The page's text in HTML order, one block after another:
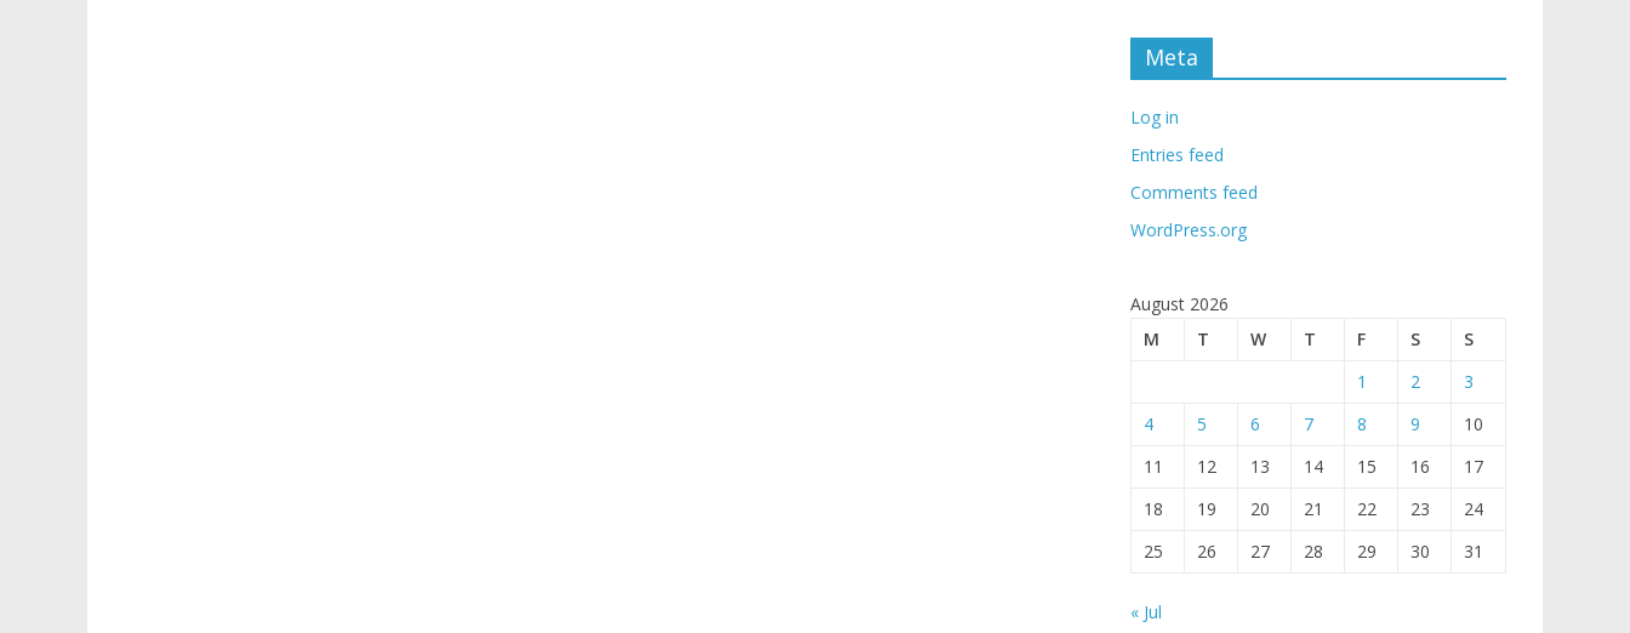
Meta
Log in
Entries feed
Comments feed
WordPress.org
August 2026
M
T W T F S
S
1
2
3
4
5 6 7 8 9
10
11
12 13 14 15 16
17
18
19 20 21 22 23
24
25
26 27 28 29 30 31
« Jul